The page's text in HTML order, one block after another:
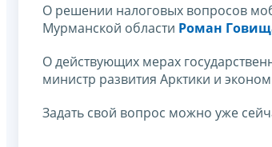
О решении налоговых вопросов
Мурманской области Роман
О действующих мерах
министр развития Арктики и
Задать свой вопрос можно уже